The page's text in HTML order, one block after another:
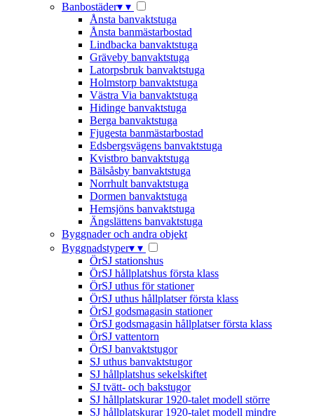
Banbostäder▾ ▾
Ånsta banvaktstuga
Ånsta banmästarbostad
Lindbacka banvaktstuga
Gräveby banvaktstuga
Latorpsbruk banvaktstuga
Holmstorp banvaktstuga
Västra Via banvaktstuga
Hidinge banvaktstuga
Berga banvaktstuga
Fjugesta banmästarbostad
Edsbergsvägens banvaktstuga
Kvistbro banvaktstuga
Bälsåsby banvaktstuga
Norrhult banvaktstuga
Dormen banvaktstuga
Hemsjöns banvaktstuga
Ängslättens banvaktstuga
Byggnader och andra objekt
Byggnadstyper▾ ▾
ÖrSJ stationshus
ÖrSJ hållplatshus första klass
ÖrSJ uthus för stationer
ÖrSJ uthus hållplatser första klass
ÖrSJ godsmagasin stationer
ÖrSJ godsmagasin hållplatser första klass
ÖrSJ vattentorn
ÖrSJ banvaktstugor
SJ uthus banvaktstugor
SJ hållplatshus sekelskiftet
SJ tvätt- och bakstugor
SJ hållplatskurar 1920-talet modell större
SJ hållplatskurar 1920-talet modell mindre